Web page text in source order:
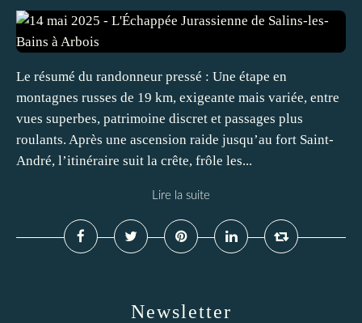
Le résumé du randonneur pressé : Une étape en
montagnes russes de 19 km, exigeante mais variée, entre
vues superbes, patrimoine discret et passages plus
roulants. Après une ascension raide jusqu’au fort Saint-
André, l’itinéraire suit la crête, frôle les...
Lire la suite
Newsletter